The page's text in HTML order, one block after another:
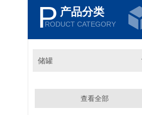
P 产品分类
RODUCT CATEGORY
储罐
查看全部